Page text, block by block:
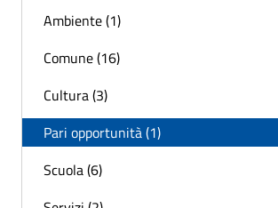
Ambiente (1)
Comune (16)
Cultura (3)
Pari opportunità (1)
Scuola (6)